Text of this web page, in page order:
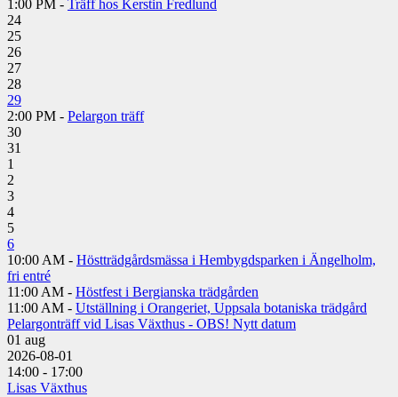
1:00 PM - Träff hos Kerstin Fredlund
24
25
26
27
28
29
2:00 PM - Pelargon träff
30
31
1
2
3
4
5
6
10:00 AM - Höstträdgårdsmässa i Hembygdsparken i Ängelholm,
fri entré
11:00 AM - Höstfest i Bergianska trädgården
11:00 AM - Utställning i Orangeriet, Uppsala botaniska trädgård
Pelargonträff vid Lisas Växthus - OBS! Nytt datum
01 aug
2026-08-01
14:00 - 17:00
Lisas Växthus